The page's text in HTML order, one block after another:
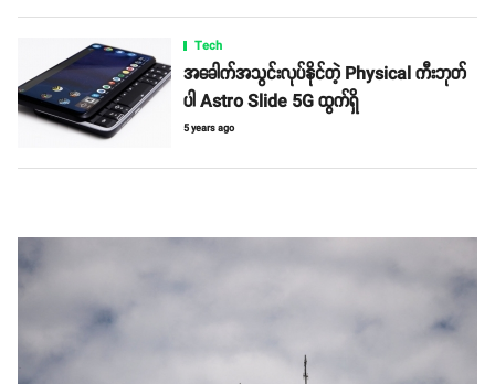
Tech
အခေါက်အသွင်းလုပ်နိုင်တဲ့ Physical ကီးဘုတ်
ပါ Astro Slide 5G ထွက်ရှိ
5 years ago